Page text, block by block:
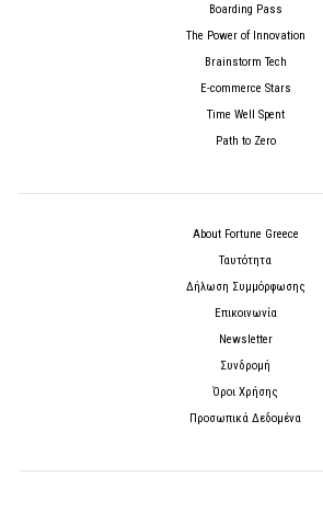
Boarding Pass
The Power of Innovation
Brainstorm Tech
E-commerce Stars
Time Well Spent
Path to Zero
About Fortune Greece
Ταυτότητα
Δήλωση Συμμόρφωσης
Επικοινωνία
Newsletter
Συνδρομή
Όροι Χρήσης
Προσωπικά Δεδομένα